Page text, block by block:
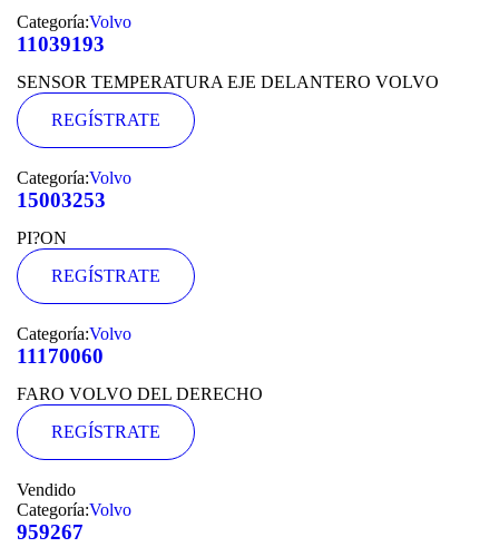
Categoría:Volvo
11039193
SENSOR TEMPERATURA EJE DELANTERO VOLVO
REGÍSTRATE
Categoría:Volvo
15003253
PI?ON
REGÍSTRATE
Categoría:Volvo
11170060
FARO VOLVO DEL DERECHO
REGÍSTRATE
Vendido
Categoría:Volvo
959267